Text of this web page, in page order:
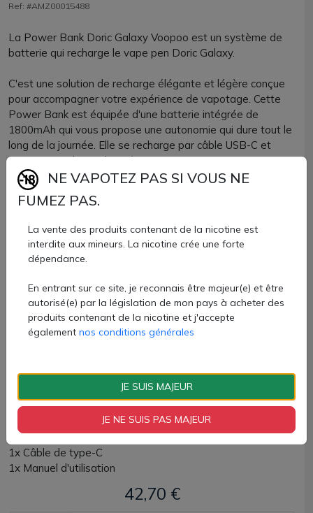
Ref: #AMZ00015488
La Power Bank Doric Galaxy Voopoo est un système de
batterie qui recharge le vape pen Doric Galaxy.
C'est une solution de recharge élégante et légère conçue
pour accompagner votre expérience de vapotage. Cette
Power Bank est équipée d'une batterie intégrée de
1800mAh qui vous propose une autonomie qui dure tout le
long de la journée. Elle se recharge par câble USB-C et
promet un voltage de 5V/2A.
Le DORIC Galaxy Power Bank est équipé de 3 indicateurs
LED et d'une légère vibration pour une interaction
suivre facilement le niveau de charge restant, tandis que la
légère vibration vous informe lorsque la batterie est en
cours de chargement ou lorsqu'elle est prête à être utilisée.
Profitez de 100 heures de vapotage avec la batterie
externe Voopoo !
Power bank livrée avec :
1x Power Bank Doric Galaxy
1x Câble de type-C
1x Manuel d'utilisation
42,70 €
NE VAPOTEZ PAS SI VOUS NE
FUMEZ PAS.
La vente des produits contenant de la nicotine est
interdite aux mineurs. La nicotine crée une forte
dépendance.
En entrant sur ce site, je reconnais être majeur(e) et être
autorisé(e) par la législation de mon pays à acheter des
produits contenant de la nicotine et j'accepte
également nos conditions générales
JE SUIS MAJEUR
JE NE SUIS PAS MAJEUR